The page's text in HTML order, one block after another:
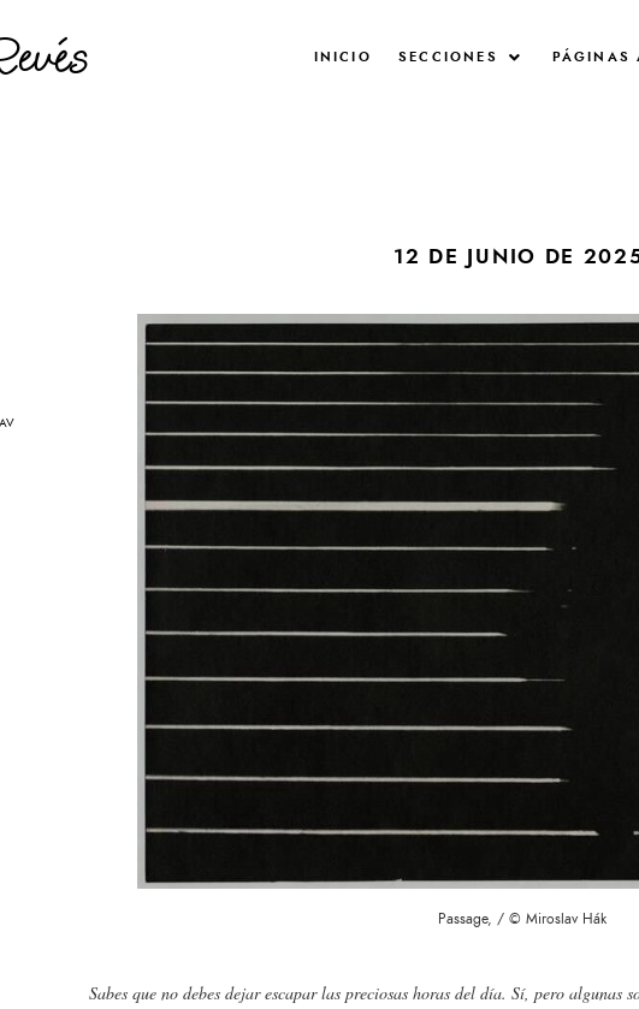
INICIO SECCIONES PÁGINAS
12 DE JUNIO DE
Passage, / © Miroslav Hák
Sabes que no debes dejar escapar las preciosas horas del día. Sí, pero algunas